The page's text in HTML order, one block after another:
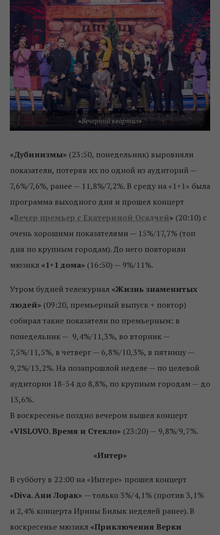
«Вечерний квартал»
«Дубинизмы» (23:50, понедельник) выровняли
показатели, потеряв их по одной из аудиторий —
7,6%/7,6%, ранее — 11,8%/7,2%. В среду на «1+1» была
программа выходного дня и прошел концерт
«Вечер премьер с Екатериной Осадчей» (20:10) с
очень хорошими показателями — 15%/17,7% (топ
дня по крупным городам). До него повторили
мюзикл «1+1 дома» (16:50) — 9%/11%.
Утром будней тележурнал «Жизнь знаменитых
людей» (09:20, премьерный выпуск + повтор)
собирал такие показатели по премьерным: в
понедельник — 9,4%/11,3%, во вторник —
7,5%/11,5%, в четверг — 6,8%/10,3%, в пятницу —
9,2%/13,2%. На позапрошлой неделе — по целевой
аудитории 18-54 до 8,8%, по крупным городам — до
13,6%.
В воскресенье поздно вечером вышел концерт
«VISLOVO. Время и Стекло» (23:20) — 9,8%/9,7%.
«Интер»
В субботу в 22:00 на «Интере» прошел концерт
«Diva. Ани Лорак» — только 3%/4,1% (против 3,1%
и 2,4% концерта Ирины Билык неделей ранее). В
воскресенье мюзикл «Приключения Верки